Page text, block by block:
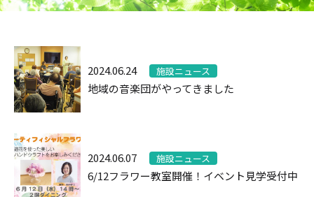
2024.06.24 施設ニュース
地域の音楽団がやってきました
2024.06.07 施設ニュース
6/12フラワー教室開催！イベント見学受付中